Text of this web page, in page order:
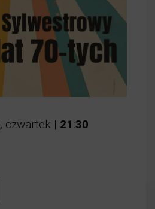
, czwartek | 21:30